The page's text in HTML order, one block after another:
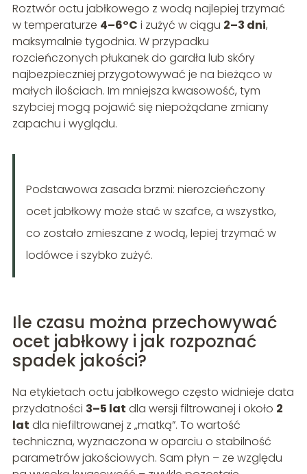
Roztwór octu jabłkowego z wodą najlepiej trzymać
w temperaturze 4–6°C i zużyć w ciągu 2–3 dni,
maksymalnie tygodnia. W przypadku
rozcieńczonych płukanek do gardła lub skóry
najbezpieczniej przygotowywać je na bieżąco w
małych ilościach. Im mniejsza kwasowość, tym
szybciej mogą pojawić się niepożądane zmiany
zapachu i wyglądu.
Podstawowa zasada brzmi: nierozcieńczony
ocet jabłkowy może stać w szafce, a wszystko,
co zostało zmieszane z wodą, lepiej trzymać w
lodówce i szybko zużyć.
Ile czasu można przechowywać
ocet jabłkowy i jak rozpoznać
spadek jakości?
Na etykietach octu jabłkowego często widnieje data
przydatności 3–5 lat dla wersji filtrowanej i około 2
lat dla niefiltrowanej z „matką”. To wartość
techniczna, wyznaczona w oparciu o stabilność
parametrów jakościowych. Sam płyn – ze względu